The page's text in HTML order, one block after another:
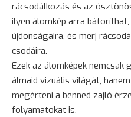
rácsodálkozás és az
ilyen álomkép arra
újdonságaira, és merj
csodáira.
Ezek az álomképek nemcsak
álmaid vizuális világát,
megérteni a benned zajló
folyamatokat is.